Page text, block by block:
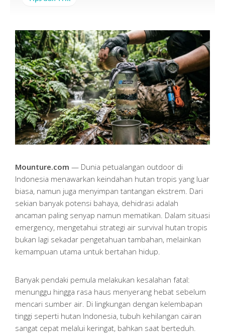
Mounture.com — Dunia petualangan outdoor di
Indonesia menawarkan keindahan hutan tropis yang luar
biasa, namun juga menyimpan tantangan ekstrem. Dari
sekian banyak potensi bahaya, dehidrasi adalah
ancaman paling senyap namun mematikan. Dalam situasi
emergency, mengetahui strategi air survival hutan tropis
bukan lagi sekadar pengetahuan tambahan, melainkan
kemampuan utama untuk bertahan hidup.
Banyak pendaki pemula melakukan kesalahan fatal:
menunggu hingga rasa haus menyerang hebat sebelum
mencari sumber air. Di lingkungan dengan kelembapan
tinggi seperti hutan Indonesia, tubuh kehilangan cairan
sangat cepat melalui keringat, bahkan saat berteduh.